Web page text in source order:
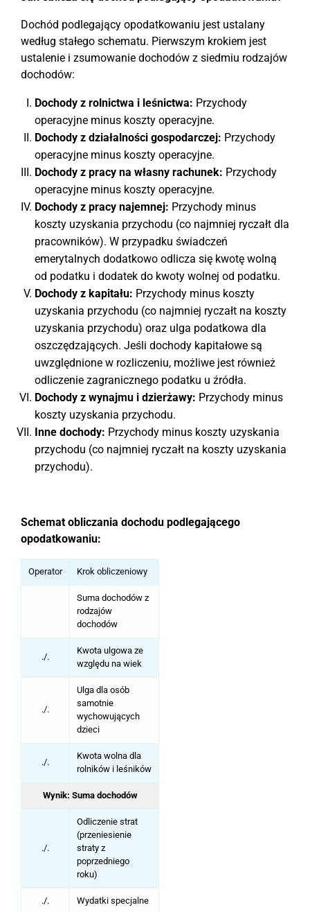
Dochód podlegający opodatkowaniu jest ustalany
według stałego schematu. Pierwszym krokiem jest
ustalenie i zsumowanie dochodów z siedmiu rodzajów
dochodów:
Dochody z rolnictwa i leśnictwa: Przychody
operacyjne minus koszty operacyjne.
Dochody z działalności gospodarczej: Przychody
operacyjne minus koszty operacyjne.
Dochody z pracy na własny rachunek: Przychody
operacyjne minus koszty operacyjne.
Dochody z pracy najemnej: Przychody minus
koszty uzyskania przychodu (co najmniej ryczałt dla
pracowników). W przypadku świadczeń
emerytalnych dodatkowo odlicza się kwotę wolną
od podatku i dodatek do kwoty wolnej od podatku.
Dochody z kapitału: Przychody minus koszty
uzyskania przychodu (co najmniej ryczałt na koszty
uzyskania przychodu) oraz ulga podatkowa dla
oszczędzających. Jeśli dochody kapitałowe są
uwzględnione w rozliczeniu, możliwe jest również
odliczenie zagranicznego podatku u źródła.
Dochody z wynajmu i dzierżawy: Przychody minus
koszty uzyskania przychodu.
Inne dochody: Przychody minus koszty uzyskania
przychodu (co najmniej ryczałt na koszty uzyskania
przychodu).
Schemat obliczania dochodu podlegającego
opodatkowaniu:
Operator Krok obliczeniowy
Suma dochodów z
rodzajów
dochodów
./.
Kwota ulgowa ze
względu na wiek
./.
Ulga dla osób
samotnie
wychowujących
dzieci
./.
Kwota wolna dla
rolników i leśników
Wynik: Suma dochodów
./.
Odliczenie strat
(przeniesienie
straty z
poprzedniego
roku)
./. Wydatki specjalne